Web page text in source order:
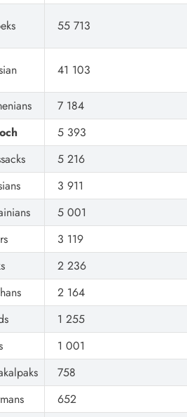
55 713
41 103
7 184
5 393
5 216
3 911
5 001
3 119
2 236
2 164
1 255
1 001
758
652